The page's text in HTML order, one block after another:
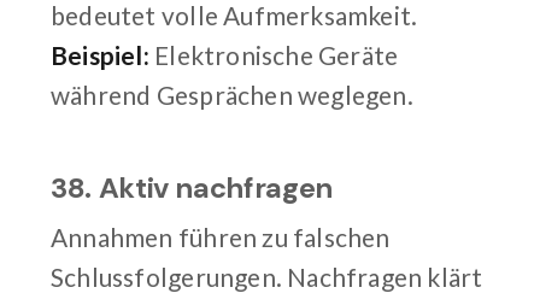
bedeutet volle Aufmerksamkeit.
Beispiel: Elektronische Geräte
während Gesprächen weglegen.
38. Aktiv nachfragen
Annahmen führen zu falschen
Schlussfolgerungen. Nachfragen klärt